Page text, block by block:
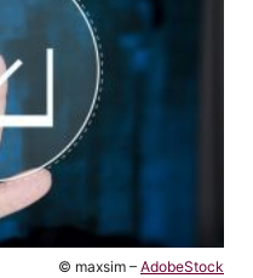
© maxsim – AdobeStock